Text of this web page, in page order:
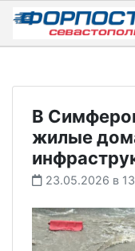
Skip
content
В
жилые
23.05.2026 в